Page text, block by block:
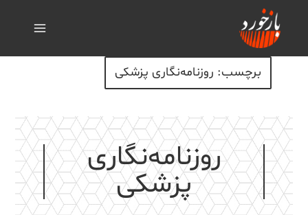
برچسب: روزنامه‌نگاری پزشکی
روزنامه‌نگاری
پزشکی